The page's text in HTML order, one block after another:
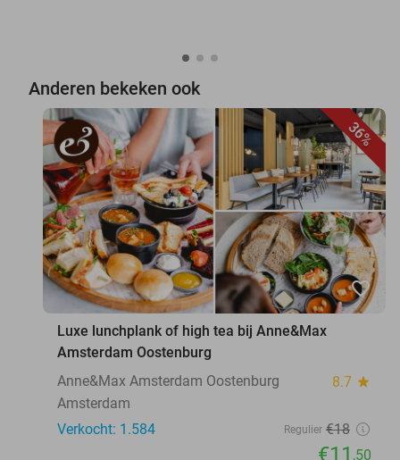
Anderen bekeken ook
36%
favorite_border
Luxe lunchplank of high tea bij Anne&Max
Amsterdam Oostenburg
Anne&Max Amsterdam Oostenburg
8.7 star
Amsterdam
Verkocht: 1.584
Regulier €18
€11 ,50